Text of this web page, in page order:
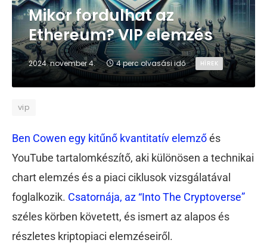
Mikor fordulhat az
Ethereum? VIP elemzés
2024. november 4. 4 perc olvasási idő HÍREK
vip
Ben Cowen egy kitűnő kvantitatív elemzőés
YouTube tartalomkészítő, aki különösen a technikai
chart elemzés és a piaci ciklusok vizsgálatával
foglalkozik. Csatornája, az “Into The Cryptoverse”
széles körben követett, és ismert az alapos és
részletes kriptopiaci elemzéseiről.